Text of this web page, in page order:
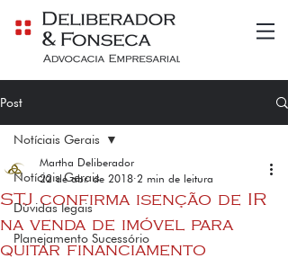
Post
Notíciais Gerais
Dúvidas legais
Planejamento Sucessório
Notíciais Gerais
STJ confirma isenção de IR
na venda de imóvel para
quitar financiamento
Martha Deliberador
22 de abr. de 2018 2 min de leitura